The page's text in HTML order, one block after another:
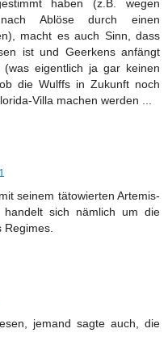
haben (z.B. wegen
nach Ablöse durch einen
macht es auch Sinn, dass
ist und Geerkens anfängt
(was eigentlich ja gar keinen
die Wulffs in Zukunft noch
Villa machen werden ...
seinem tätowierten Artemis-
sich nämlich um die
jemand sagte auch, die